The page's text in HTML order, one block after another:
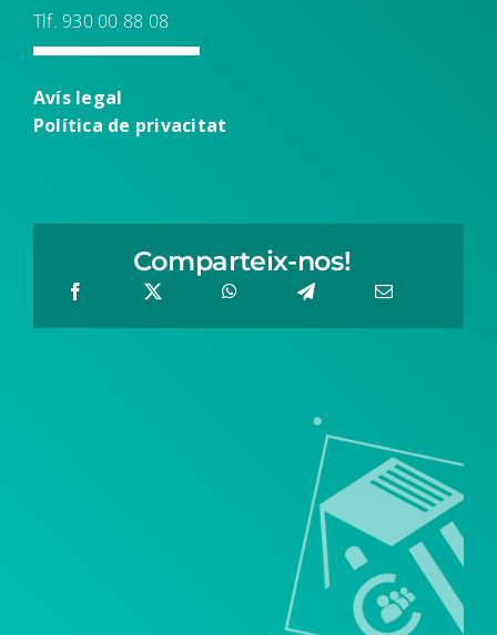
Tlf. 930 00 88 08
Avís legal
Política de privacitat
Comparteix-nos!